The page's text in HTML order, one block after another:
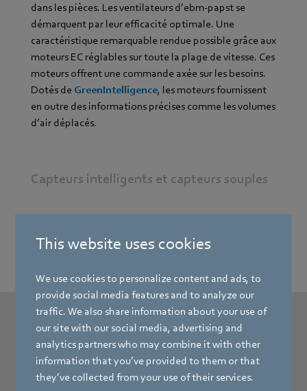
This website uses cookies
We use cookies to personalize content and ads, to
provide social media features and to analyze our
traffic. We also share information about your use of
our site with our social media, advertising and
analytics partners who may combine it with other
information that you’ve provided to them or that
they’ve collected from your use of their services.
dans les pièces. Les ventilateurs d’ebm‑papst se
démarquent par leur efficacité optimale. Une
caractéristique remarquable rendue possible grâce aux
moteurs EC réglables sur toute la plage de vitesse. Ces
moteurs offrent une commande axée sur les besoins.
Dotés de GreenIntelligence, les moteurs fournissent
en outre des informations précises comme les volumes
d’air déplacés.
Capteurs intelligents et capteurs souples
La qualité de l’air influe surla
productivité